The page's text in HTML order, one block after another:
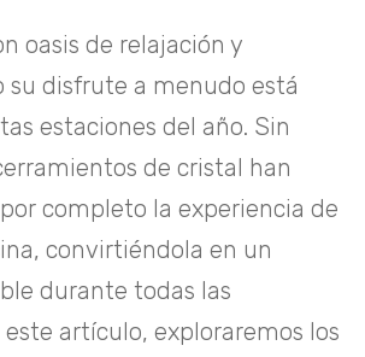
oasis de relajación y
su disfrute a menudo está
estaciones del año. Sin
de cristal han
completo la experiencia de
convirtiéndola en un
durante todas las
este artículo, exploraremos los